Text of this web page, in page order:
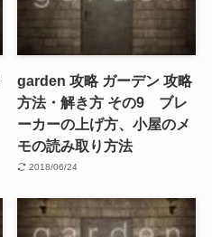
garden 攻略 ガーデン 攻略
方法・解き方 その9 ブレ
ーカーの上げ方、小屋のメ
モの読み取り方法
2018/06/24